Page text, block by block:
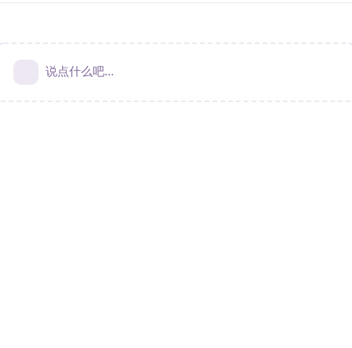
说点什么吧...